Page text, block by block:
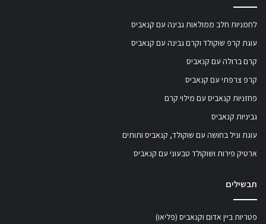
לחמניות חלב ממולאות גבינה עם קנאביס
עוגת קרפ שוקולד וקרם גבינה עם קנאביס
קרם ברולה עם קנאביס
קרפ צרפתי עם קנאביס
פחזניות קנאביס עם מילוי קרם
גביניות קנאביס
עוגת וניל בחושה עם שוקולד, קנאביס ותותים
ארטיק פירות ושוקולד טבעוני עם קנאביס
תבשילים
פטריות ביין אדום וקנאביס (פליאו)